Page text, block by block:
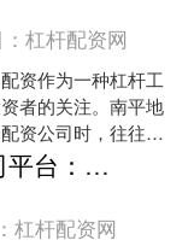
：杠杆配资网
资作为一种杠杆工
者的关注。南平地
资公司时，往往面
辨的困境。本文旨
者提供....
股票配资公司平台：正规杠杆配资渠道
杠杆配资网